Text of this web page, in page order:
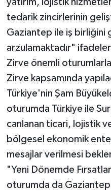
yatırım, lojistik
tedarik zincirlerinin
Gaziantep ile iş birliğini
arzulamaktadır"
Zirve önemli
Zirve kapsamında
Türkiye'nin Şam
oturumda Türkiye ile
canlanan ticari, lojistik
bölgesel ekonomik
mesajlar verilmesi
"Yeni Dönemde
oturumda da Gaziantep